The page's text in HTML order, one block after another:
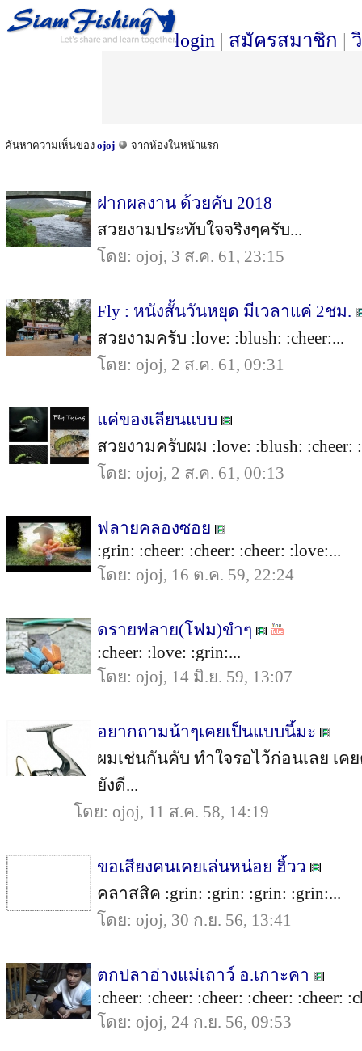
login | สมัครสมาชิก |
ค้นหาความเห็นของ ojoj จากห้องในหน้าแรก
ฝากผลงาน ด้วยคับ 2018
สวยงามประทับใจจริงๆครับ...
โดย: ojoj, 3 ส.ค. 61, 23:15
Fly : หนังสั้นวันหยุด มีเวลาแค่ 2ชม.
สวยงามครับ :love: :blush: :cheer:...
โดย: ojoj, 2 ส.ค. 61, 09:31
แค่ของเลียนแบบ
สวยงามครับผม :love: :blush: :cheer:
โดย: ojoj, 2 ส.ค. 61, 00:13
ฟลายคลองซอย
:grin: :cheer: :cheer: :cheer: :love:...
โดย: ojoj, 16 ต.ค. 59, 22:24
ดรายฟลาย(โฟม)ขำๆ
:cheer: :love: :grin:...
โดย: ojoj, 14 มิ.ย. 59, 13:07
อยากถามน้าๆเคยเป็นแบบนี้มะ
ผมเช่นกันคับ ทำใจรอไว้ก่อนเลย เ
ยังดี...
โดย: ojoj, 11 ส.ค. 58, 14:19
ขอเสียงคนเคยเล่นหน่อย ฮิ้วว
คลาสสิค :grin: :grin: :grin: :grin:...
โดย: ojoj, 30 ก.ย. 56, 13:41
ตกปลาอ่างแม่เถาว์ อ.เกาะคา
:cheer: :cheer: :cheer: :cheer: :cheer:
โดย: ojoj, 24 ก.ย. 56, 09:53